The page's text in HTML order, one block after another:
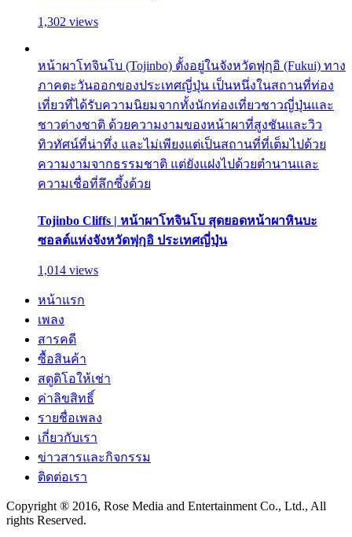
1,302 views
หน้าผาโทจินโบ (Tojinbo) ตั้งอยู่ในจังหวัดฟุกุอิ (Fukui) ทาง
ภาคตะวันออกของประเทศญี่ปุ่น เป็นหนึ่งในสถานที่ท่อง
เที่ยวที่ได้รับความนิยมจากทั้งนักท่องเที่ยวชาวญี่ปุ่นและ
ชาวต่างชาติ ด้วยความงามของหน้าผาที่สูงชันและวิว
ทิวทัศน์ที่น่าทึ่ง และไม่เพียงแต่เป็นสถานที่ที่เต็มไปด้วย
ความงามจากธรรมชาติ แต่ยังแฝงไปด้วยตำนานและ
ความเชื่อที่ลึกซึ้งด้วย
Tojinbo Cliffs | หน้าผาโทจินโบ สุดยอดหน้าผาหินบะ
ซอลต์แห่งจังหวัดฟุกุอิ ประเทศญี่ปุ่น
1,014 views
หน้าแรก
เพลง
สารคดี
ซื้อสินค้า
สตูดิโอให้เช่า
ค่าลิขสิทธิ์
รายชื่อเพลง
เกี่ยวกับเรา
ข่าวสารและกิจกรรม
ติดต่อเรา
Copyright ® 2016, Rose Media and Entertainment Co., Ltd., All
rights Reserved.